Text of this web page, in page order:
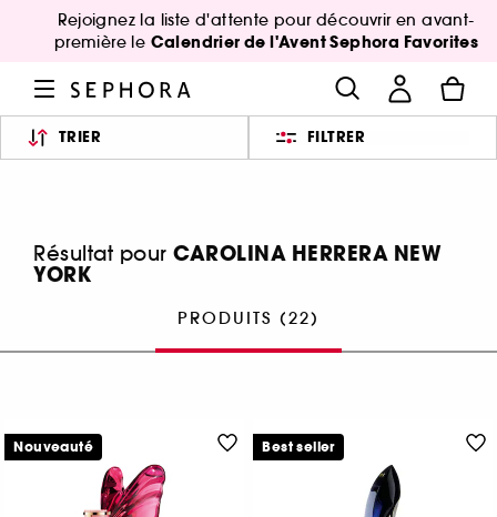
Rejoignez la liste d'attente pour découvrir en avant-
première le Calendrier de l'Avent Sephora Favorites
TRIER FILTRER
Résultat pour CAROLINA HERRERA NEW
YORK
PRODUITS (22)
Nouveauté Best seller